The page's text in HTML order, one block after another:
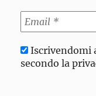
Iscrivendomi
secondo la